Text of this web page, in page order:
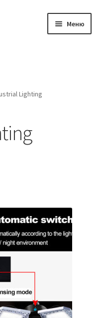
Меню
Lighting